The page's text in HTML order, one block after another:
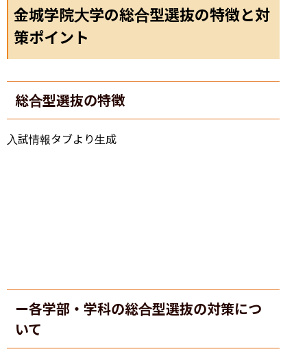
金城学院大学の総合型選抜の特徴と対
策ポイント
総合型選抜の特徴
入試情報タブより生成
ー各学部・学科の総合型選抜の対策につ
いて